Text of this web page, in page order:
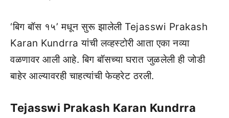
‘बिग बॉस १५’ मधून सुरू झालेली Tejasswi Prakash
Karan Kundrra यांची लव्हस्टोरी आता एका नव्या
वळणावर आली आहे. बिग बॉसच्या घरात जुळलेली ही जोडी
बाहेर आल्यावरही चाहत्यांची फेव्हरेट ठरली.
Tejasswi Prakash Karan Kundrra